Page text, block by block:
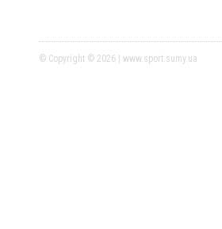
© Copyright © 2026 | www.sport.sumy.ua